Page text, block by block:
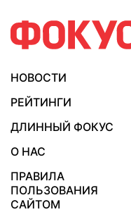
НОВОСТИ
РЕЙТИНГИ
ДЛИННЫЙ ФОКУС
О НАС
ПРАВИЛА
ПОЛЬЗОВАНИЯ
САЙТОМ